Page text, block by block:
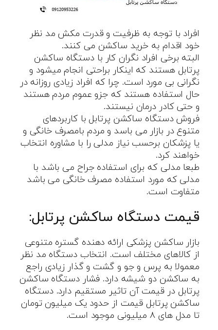
افراد با توجه به ظرفیت و قدرت مکش مد نظر
خود اقدام به خرید ساکشن می کنند.
البته برخی افراد نگران کار با دستگاه ساکشن
پرتابل هستند که اینکار براحتی انجام میشود و
نگرانی بی مورد است. چرا که افراد زیادی روزانه در
حال استفاده هستند که جزو عموم مردم هستند
و حتی کادر درمان نیستند.
فروش دستگاه ساکشن پرتابل با کاربردهای
متنوع در بازار می باسد و مردم بامصرف خانگی و
یا پزشکان برحسب نیاز مدلی را با مشاوره انتخاب
خواهند کرد.
طبعا مدلی که برای استفاده جراح می باشد با
مدلی که مورد استفاده مصرف خانگی می باشد
متفاوت است.
قیمت دستگاه ساکشن پرتابل:
بازار ساکشن پزشکی ارائه دهنده گستره متنوعی
از کالاهای مختلف است. انتخاب دستگاه مد نظر
معمولا به پرس و جو و گشت و گذار زیادی راجع
به ساکشن دو شیشه دارد. فشار دستگاه ساکشن
پرتابل در قیمت آن تاثیر مستقیم دارد. دستگاه
ساکشن پرتابل قیمت از حدود یک میلیون تومان
تا مدل های ۸ میلیونی موجود است.